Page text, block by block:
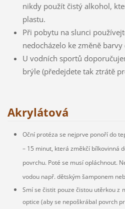
nikdy použít čistý alkohol,
plastu.
Při pobytu na slunci
nedocházelo ke změně
U vodních sportů
brýle (předejdete tak ztrátě
Akrylátová
Oční protéza se nejprve ponoří do
– 15 minut, která změkčí bílkovinná
povrchu. Poté se musí opláchnout.
vodou např. dětským šamponem
Smí se čistit pouze čistou utěrkou z
optice (aby se nepoškrábal povrch